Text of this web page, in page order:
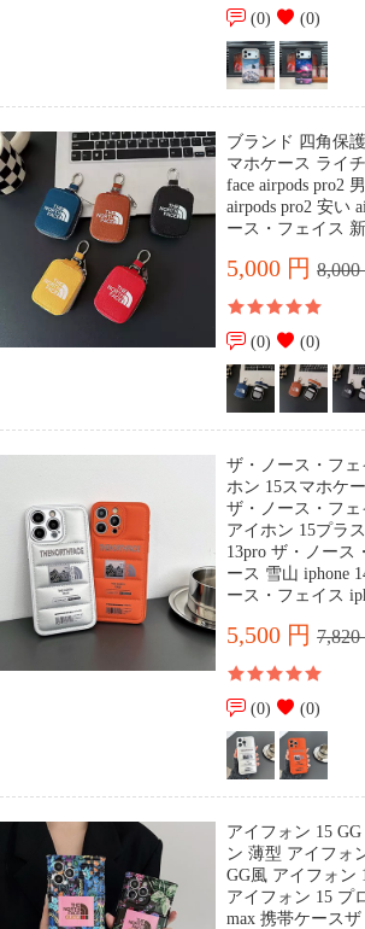
(0) (0)
ブランド 四角保
マホケース ライ
face airpods pro2
airpods pro2 安い
ース・フェイス
5,000 円8,000
(0) (0)
ザ・ノース・フェ
ホン 15スマホケ
ザ・ノース・フ
アイホン 15プラ
13pro ザ・ノース
ース 雪山 iphone
ース・フェイス
5,500 円7,820
(0) (0)
アイフォン 15
ン 薄型 アイフォ
GG風 アイフォン
アイフォン 15 プ
max 携帯ケース